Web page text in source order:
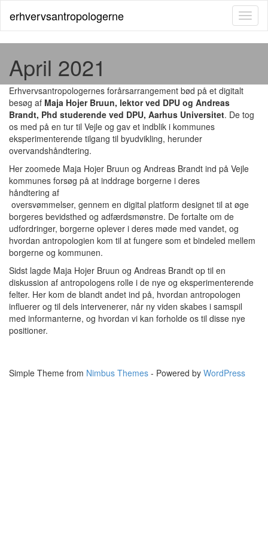
erhvervsantropologerne
April 2021
Erhvervsantropologernes forårsarrangement bød på et digitalt
besøg af Maja Hojer Bruun, lektor ved DPU og Andreas
Brandt, Phd studerende ved DPU, Aarhus Universitet. De tog
os med på en tur til Vejle og gav et indblik i kommunes
eksperimenterende tilgang til byudvikling, herunder
overvandshåndtering.
Her zoomede Maja Hojer Bruun og Andreas Brandt ind på Vejle
kommunes forsøg på at inddrage borgerne i deres
håndtering af
oversvømmelser, gennem en digital platform designet til at øge
borgeres bevidsthed og adfærdsmønstre. De fortalte om de
udfordringer, borgerne oplever i deres møde med vandet, og
hvordan antropologien kom til at fungere som et bindeled mellem
borgerne og kommunen.
Sidst lagde Maja Hojer Bruun og Andreas Brandt op til en
diskussion af antropologens rolle i de nye og eksperimenterende
felter. Her kom de blandt andet ind på, hvordan antropologen
influerer og til dels intervenerer, når ny viden skabes i samspil
med informanterne, og hvordan vi kan forholde os til disse nye
positioner.
Simple Theme from Nimbus Themes - Powered by WordPress